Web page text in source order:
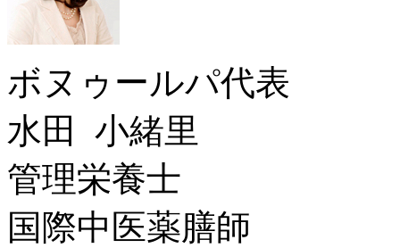
ボヌゥールパ代表
水田 小緒里
管理栄養士
国際中医薬膳師